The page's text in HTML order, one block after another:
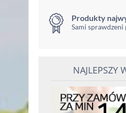
Produkty
Sami
NAJLEPSZY